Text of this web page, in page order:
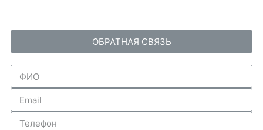
ОБРАТНАЯ СВЯЗЬ